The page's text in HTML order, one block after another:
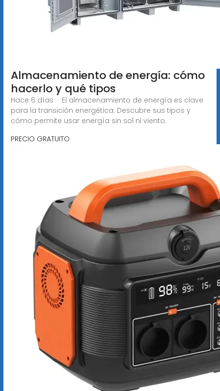
Almacenamiento de energía: cómo
hacerlo y qué tipos
Hace 6 días · El almacenamiento de energía es clave
para la transición energética. Descubre sus tipos y
cómo permite usar energía sin sol ni viento.
PRECIO GRATUITO